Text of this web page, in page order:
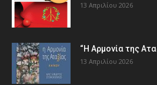
13 Απριλίου 2026
“Η Αρμονία της
13 Απριλίου 2026